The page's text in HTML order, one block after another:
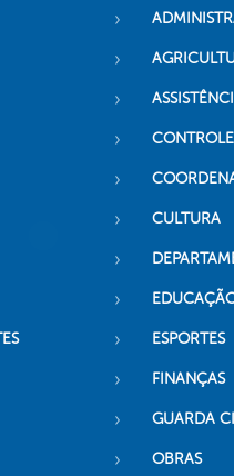
CULTURA
ESPORTES
FINANÇAS
GUARDA
OBRAS